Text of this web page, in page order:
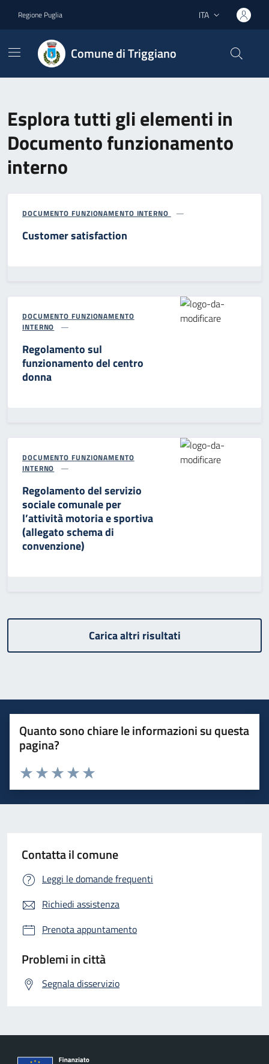
Regione Puglia Lingua attiva:
ITA
Comune di Triggiano
Esplora tutti gli elementi in
Documento funzionamento
interno
DOCUMENTO FUNZIONAMENTO INTERNO
Customer satisfaction
DOCUMENTO FUNZIONAMENTO
INTERNO
Regolamento sul
funzionamento del centro
donna
DOCUMENTO FUNZIONAMENTO
INTERNO
Regolamento del servizio
sociale comunale per
l’attività motoria e sportiva
(allegato schema di
convenzione)
Carica altri risultati
Quanto sono chiare le informazioni su questa
pagina?
Valuta 5 stelle su 5
Valuta 4 stelle su 5
Valuta 3 stelle su 5
Valuta 2 stelle su 5
Valuta 1 stelle su 5
Contatta il comune
Leggi le domande frequenti
Richiedi assistenza
Prenota appuntamento
Problemi in città
Segnala disservizio